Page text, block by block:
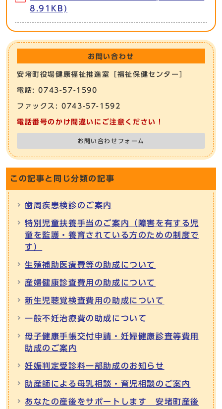
8.91KB)
お問い合わせ
安堵町役場健康福祉推進室［福祉保健センター］
電話: 0743-57-1590
ファックス: 0743-57-1592
電話番号のかけ間違いにご注意ください！
お問い合わせフォーム
この記事と同じ分類の記事
歯周疾患検診のご案内
特別児童扶養手当のご案内（障害を有する児
童を監護・養育されている方のための制度で
す）
生殖補助医療費等の助成について
産婦健康診査費用の助成について
新生児聴覚検査費用の助成について
一般不妊治療費の助成について
母子健康手帳交付申請・妊婦健康診査等費用
助成のご案内
妊娠判定受診料一部助成のお知らせ
助産師による母乳相談・育児相談のご案内
あなたの産後をサポートします 安堵町産後